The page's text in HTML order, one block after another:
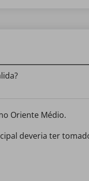
Oriente Médio.
deveria ter